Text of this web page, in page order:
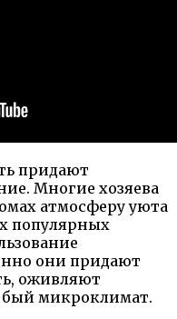
придают
Многие хозяева
атмосферу уюта
популярных
они придают
оживляют
микроклимат.